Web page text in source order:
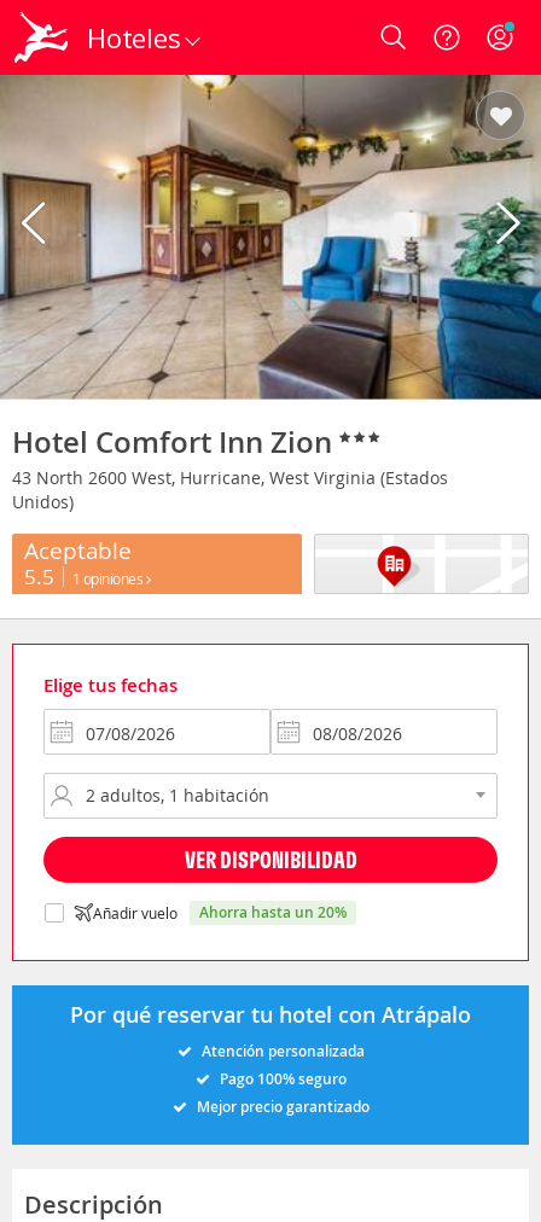
Hoteles Login
Hotel Comfort Inn Zion
43 North 2600 West, Hurricane, West Virginia (Estados
Unidos)
Aceptable
5.5 1 opiniones
Elige tus fechas
VER DISPONIBILIDAD
Añadir vuelo ahorra hasta un 20%
Por qué reservar tu hotel con Atrápalo
Atención personalizada
Pago 100% seguro
Mejor precio garantizado
Descripción